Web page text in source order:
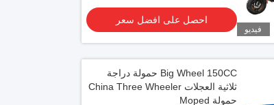
فيديو
احصل على افضل سعر
Big Wheel 150CC حمولة دراجة
ثلاثية العجلات China Three Wheeler
حمولة Moped